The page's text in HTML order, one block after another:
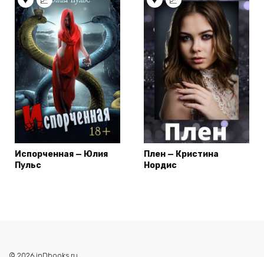
Испорченная — Юлия
Пульс
Плен — Кристина
Нордис